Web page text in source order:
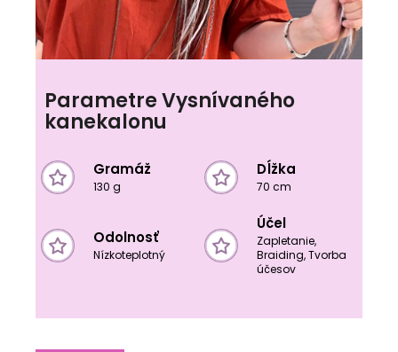
Parametre Vysnívaného
kanekalonu
Gramáž
130 g
Dĺžka
70 cm
Odolnosť
Nízkoteplotný
Účel
Zapletanie,
Braiding, Tvorba
účesov